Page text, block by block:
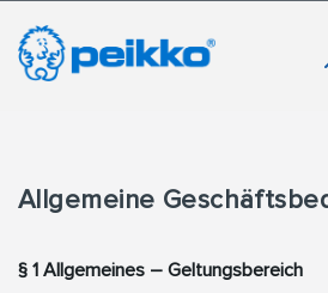
Allgemeine
§ 1 Allgemeines – Geltungsbereich